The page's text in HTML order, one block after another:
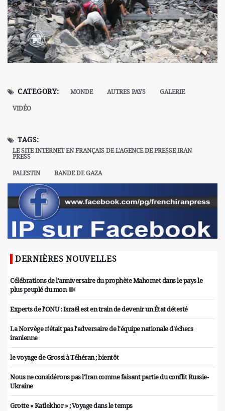
CATEGORY: MONDE AUTRES PAYS
GALERIE
VIDÉO
TAGS:
LE SITE INTERNET EN FRANÇAIS DE L'AGENCE DE PRESSE IRAN
PRESS
PALESTIN
BANDE DE GAZA
DERNIÈRES NOUVELLES
Célébrations de l'anniversaire du prophète Mahomet dans le pays le
plus peuplé du mon
Experts de l'ONU : Israël est en train de devenir un État détesté
La Norvège n'était pas l'adversaire de l'équipe nationale d'échecs
iranienne
le voyage de Grossi à Téhéran ; bientôt
Nous ne considérons pas l'Iran comme faisant partie du conflit Russie-
Ukraine
Grotte « Katlekhor » ; Voyage dans le temps